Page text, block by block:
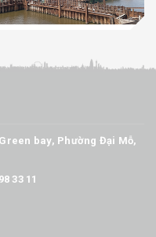
bay, Phường Đại Mỗ,
33 11